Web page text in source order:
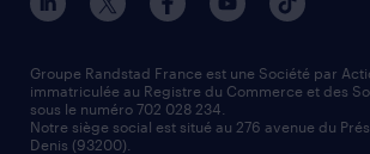
Groupe Randstad France est une Société par
immatriculée au Registre du Commerce et des
sous le numéro 702 028 234.
Notre siège social est situé au 276 avenue du
Denis (93200).